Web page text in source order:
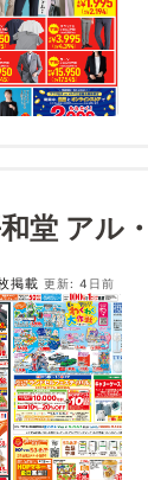
堂 アル
掲載 更新: 4日前